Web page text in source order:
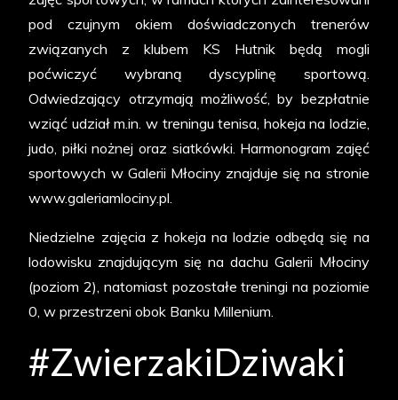
pod czujnym okiem doświadczonych trenerów
związanych z klubem KS Hutnik będą mogli
poćwiczyć wybraną dyscyplinę sportową.
Odwiedzający otrzymają możliwość, by bezpłatnie
wziąć udział m.in. w treningu tenisa, hokeja na lodzie,
judo, piłki nożnej oraz siatkówki. Harmonogram zajęć
sportowych w Galerii Młociny znajduje się na stronie
www.galeriamlociny.pl.
Niedzielne zajęcia z hokeja na lodzie odbędą się na
lodowisku znajdującym się na dachu Galerii Młociny
(poziom 2), natomiast pozostałe treningi na poziomie
0, w przestrzeni obok Banku Millenium.
#ZwierzakiDziwaki